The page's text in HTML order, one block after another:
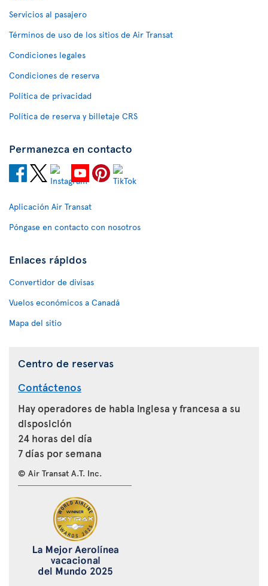
Servicios al pasajero
Términos de uso de los sitios de Air Transat
Condiciones legales
Condiciones de reserva
Política de privacidad
Política de reserva y billetaje CRS
Permanezca en contacto
Aplicación Air Transat
Póngase en contacto con nosotros
Enlaces rápidos
Convertidor de divisas
Vuelos económicos a Canadá
Mapa del sitio
Centro de reservas
Contáctenos
Hay operadores de habla inglesa y francesa a su
disposición
24 horas del día
7 días por semana
© Air Transat A.T. Inc.